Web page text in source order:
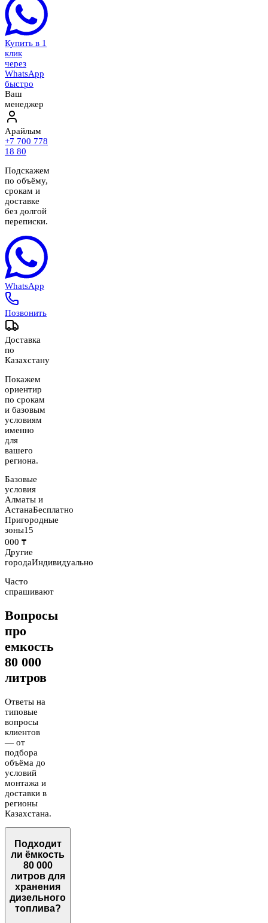
Купить в 1
клик
через
WhatsApp
быстро
Ваш
менеджер
Арайлым
+7 700 778
18 80
Подскажем
по объёму,
срокам и
доставке
без долгой
переписки.
WhatsApp
Позвонить
Доставка
по
Казахстану
Покажем
ориентир
по срокам
и базовым
условиям
именно
для
вашего
региона.
Базовые
условия
Алматы и
АстанаБесплатно
Пригородные
зоны15
000 ₸
Другие
городаИндивидуально
Часто
спрашивают
Вопросы
про
емкость
80 000
литров
Ответы на
типовые
вопросы
клиентов
— от
подбора
объёма до
условий
монтажа и
доставки в
регионы
Казахстана.
Подходит
ли ёмкость
80 000
литров для
хранения
дизельного
топлива?